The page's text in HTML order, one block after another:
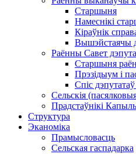
Старшыня
Намеснікі
Кіраўнік
Вышэйстаячы
Раённы Савет
Старшыня
Прэзідыум і
Спіс
Сельскія
Прадстаўнікі
Структура
Эканоміка
Прамысловасць
Сельская гаспадарка